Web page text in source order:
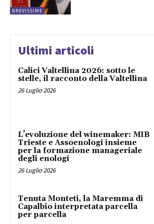
BREVISSIME
Ultimi articoli
Calici Valtellina 2026: sotto le
stelle, il racconto della Valtellina
26 Luglio 2026
L’evoluzione del winemaker: MIB
Trieste e Assoenologi insieme
per la formazione manageriale
degli enologi
26 Luglio 2026
Tenuta Monteti, la Maremma di
Capalbio interpretata parcella
per parcella